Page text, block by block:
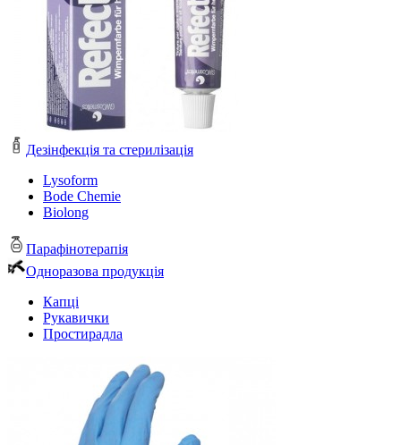
Дезінфекція та стерилізація
Lysoform
Bode Chemie
Biolong
Парафінотерапія
Одноразова продукція
Капці
Рукавички
Простирадла